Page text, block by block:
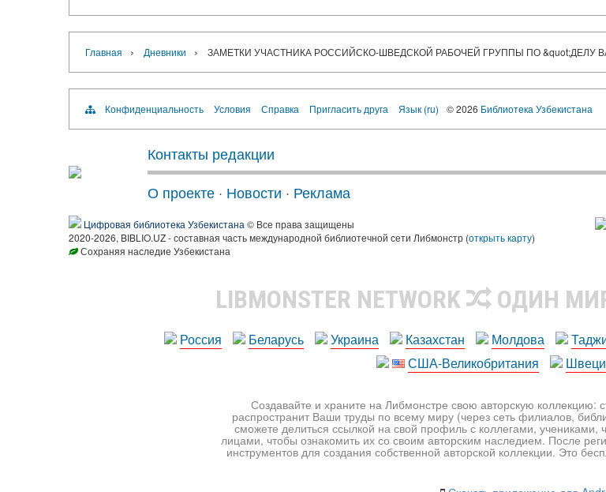
Главная › Дневники › ЗАМЕТКИ УЧАСТНИКА РОССИЙСКО-ШВЕДСКОЙ РАБОЧЕЙ ГРУППЫ ПО &quot;ДЕЛУ
Конфиденциальность Условия Справка Пригласить друга Язык (ru) © 2026 Библиотека Узбекистана
Контакты редакции
О проекте · Новости · Реклама
Цифровая библиотека Узбекистана © Все права защищены
2020-2026, BIBLIO.UZ - составная часть международной библиотечной сети Либмонстр (открыть карту)
Сохраняя наследие Узбекистана
LIBMONSTER NETWORK ОДИН
Россия Беларусь Украина Казахстан Молдова
США-Великобритания
Создавайте и храните на Либмонстре свою авторскую коллекцию:
распространит Ваши труды по всему миру (через сеть филиалов,
сможете делиться ссылкой на свой профиль с коллегами, учениками,
лицами, чтобы ознакомить их со своим авторским наследием. После
инструментов для создания собственной авторской коллекции. Это